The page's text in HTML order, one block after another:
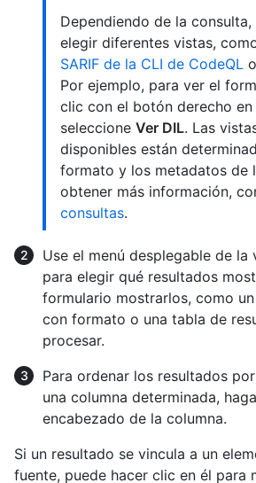
Dependiendo de la
elegir diferentes vistas,
SARIF de la CLI de CodeQL o
Por ejemplo, para ver el
clic con el botón derecho
seleccione Ver DIL. Las
disponibles están
formato y los metadatos de
obtener más información,
consultas.
Use el menú desplegable de la
para elegir qué resultados
formulario mostrarlos, como
con formato o una tabla de
procesar.
Para ordenar los resultados
una columna determinada,
encabezado de la columna.
Si un resultado se vincula a un
fuente, puede hacer clic en él para